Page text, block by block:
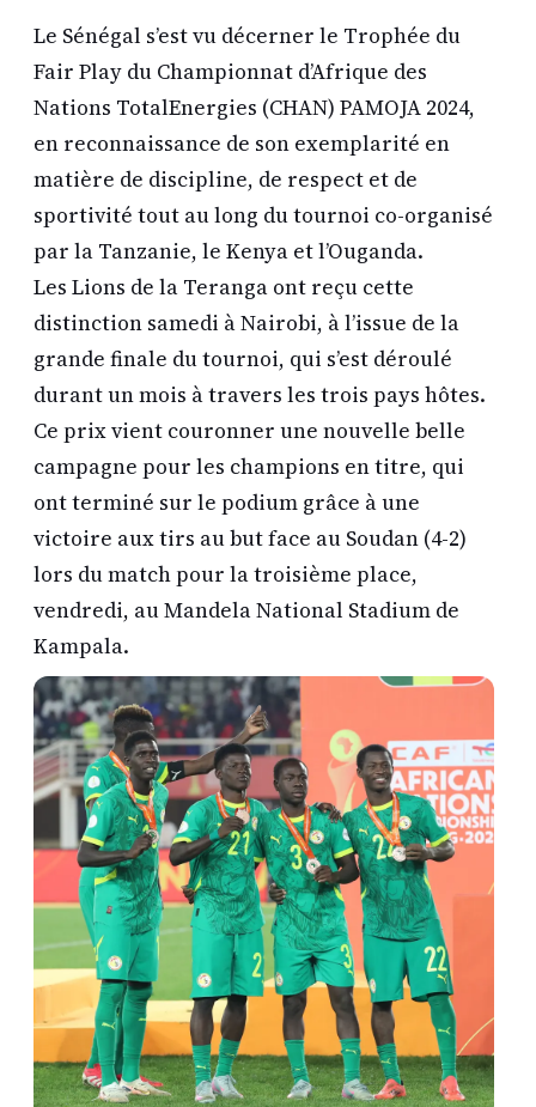
Le Sénégal s’est vu décerner le Trophée du
Fair Play du Championnat d’Afrique des
Nations TotalEnergies (CHAN) PAMOJA 2024,
en reconnaissance de son exemplarité en
matière de discipline, de respect et de
sportivité tout au long du tournoi co-organisé
par la Tanzanie, le Kenya et l’Ouganda.
Les Lions de la Teranga ont reçu cette
distinction samedi à Nairobi, à l’issue de la
grande finale du tournoi, qui s’est déroulé
durant un mois à travers les trois pays hôtes.
Ce prix vient couronner une nouvelle belle
campagne pour les champions en titre, qui
ont terminé sur le podium grâce à une
victoire aux tirs au but face au Soudan (4-2)
lors du match pour la troisième place,
vendredi, au Mandela National Stadium de
Kampala.